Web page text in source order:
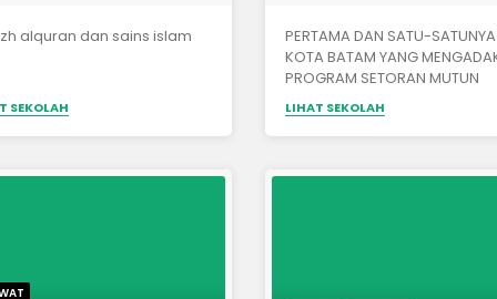
alquran dan sains islam
SEKOLAH
PERTAMA DAN SATU-
KOTA BATAM YANG
PROGRAM SETORAN MUTUN
'ILMIYYAH LANGSUNG KE MASJID
NABAWI DAN BERSERTIFIKAT
RESMI Visi :"MENJADI LEMBAGA
LIHAT SEKOLAH